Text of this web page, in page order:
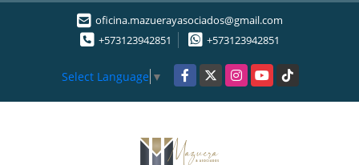
oficina.mazuerayasociados@gmail.com
+573123942851
+573123942851
Select Language ▼ Facebook
X InstagramYouTubeTikTok